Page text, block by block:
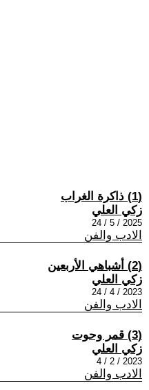
(1) ذاكرة الغراب
زكي العلي
2025 / 5 / 24
الادب والفن
(2) أشباهي الأربعين
زكي العلي
2023 / 4 / 24
الادب والفن
(3) قمر وحوت
زكي العلي
2023 / 2 / 4
الادب والفن